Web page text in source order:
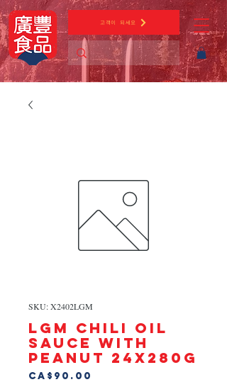
고객이 되세요
SKU: X2402LGM
LGM CHILI OIL
SAUCE WITH
PEANUT 24x280g
CA$90.00